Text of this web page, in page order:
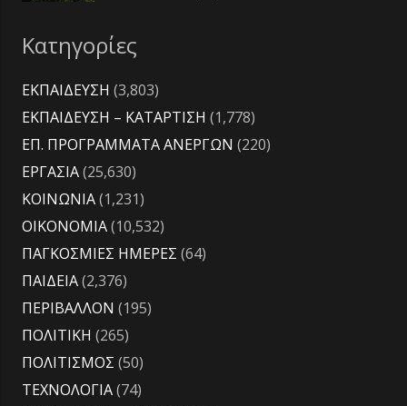
Κατηγορίες
ΕΚΠΑΙΔΕΥΣΗ (3,803)
ΕΚΠΑΙΔΕΥΣΗ – ΚΑΤΑΡΤΙΣΗ (1,778)
ΕΠ. ΠΡΟΓΡΑΜΜΑΤΑ ΑΝΕΡΓΩΝ (220)
ΕΡΓΑΣΙΑ(25,630)
ΚΟΙΝΩΝΙΑ(1,231)
ΟΙΚΟΝΟΜΙΑ(10,532)
ΠΑΓΚΟΣΜΙΕΣ ΗΜΕΡΕΣ (64)
ΠΑΙΔΕΙΑ(2,376)
ΠΕΡΙΒΑΛΛΟΝ (195)
ΠΟΛΙΤΙΚΗ (265)
ΠΟΛΙΤΙΣΜΟΣ (50)
ΤΕΧΝΟΛΟΓΙΑ(74)